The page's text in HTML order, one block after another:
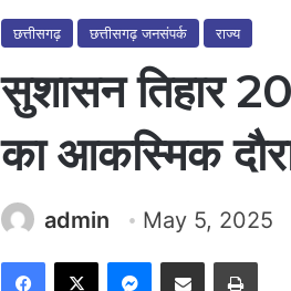
छत्तीसगढ़ छत्तीसगढ़ जनसंपर्क राज्य
सुशासन तिहार
का आकस्मिक
admin May 5, 2025
Facebook
X Messenger
Share via Email Print